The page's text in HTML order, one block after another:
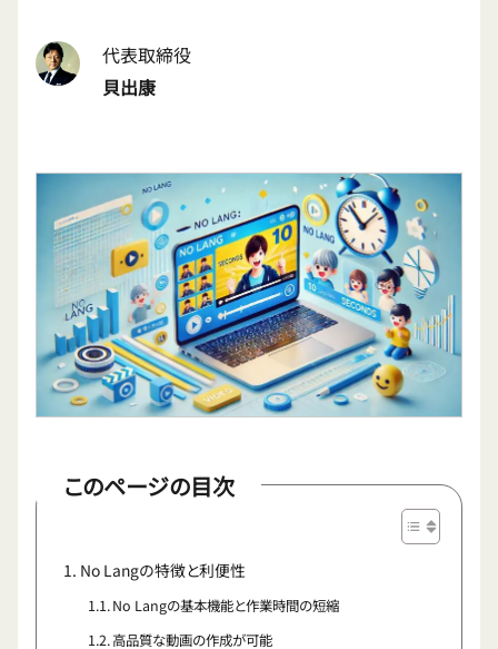
代表取締役
貝出康
このページの目次
No Langの特徴と利便性
No Langの基本機能と作業時間の短縮
高品質な動画の作成が可能